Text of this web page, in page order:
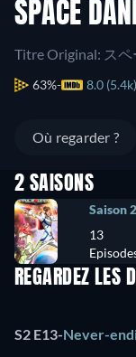
SPACE
Titre Original: ス
63% 8.0 (5.4k)
Où regarder ?
2 SAISONS
Saison 2
13
REGARDEZ LES
S2 E13-Never-